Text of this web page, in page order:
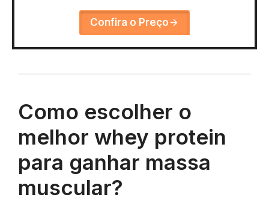
Confira o Preço
Como escolher o
melhor whey protein
para ganhar massa
muscular?